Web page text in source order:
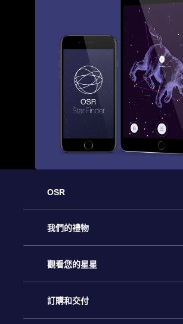
OSR
客戶服務
聯繫我們
博客
我們的禮物
Online Star禮物
OSR禮物包
觀看您的星星
星星注册
訂購和交付